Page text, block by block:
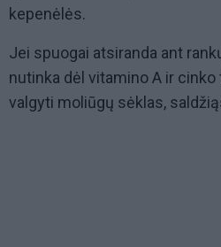
kepenėlės.
Jei spuogai atsiranda ant
nutinka dėl vitamino A ir
valgyti moliūgų sėklas,